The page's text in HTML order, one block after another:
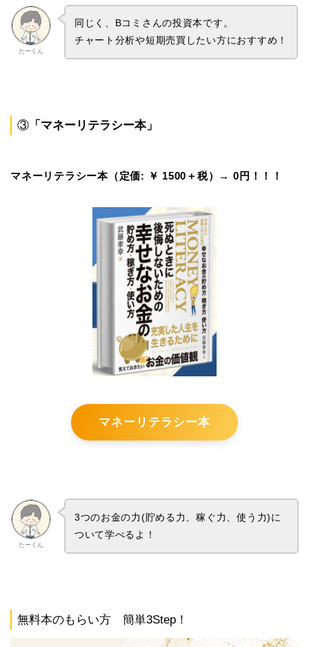
たーくん
同じく、Bコミさんの投資本です。
チャート分析や短期売買したい方におすすめ！
③ 「 マネーリテラシー本」
マネーリテラシー本（定価: ￥ 1500＋税）→ 0円！！！
マネーリテラシー本
たーくん
3つのお金の力(貯める力、稼ぐ力、使う力)に
ついて学べるよ！
無料本のもらい方 簡単3Step！